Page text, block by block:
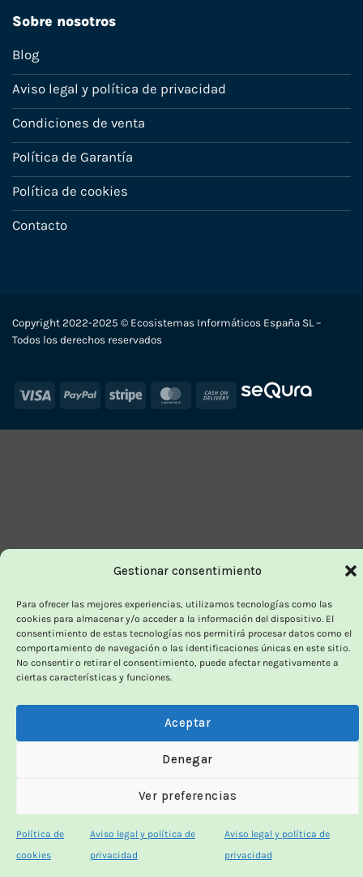
Gestionar consentimiento
Para ofrecer las mejores experiencias, utilizamos tecnologías como las
cookies para almacenar y/o acceder a la información del dispositivo. El
consentimiento de estas tecnologías nos permitirá procesar datos como el
comportamiento de navegación o las identificaciones únicas en este sitio.
No consentir o retirar el consentimiento, puede afectar negativamente a
ciertas características y funciones.
Aceptar
Denegar
Ver preferencias
Política de
cookies
Aviso legal y política de
privacidad
Aviso legal y política de
privacidad
Sobre nosotros
Blog
Aviso legal y política de privacidad
Condiciones de venta
Política de Garantía
Política de cookies
Contacto
Copyright 2022-2025 © Ecosistemas Informáticos España SL –
Todos los derechos reservados
Visa PayPal Stripe MasterCard
Cash